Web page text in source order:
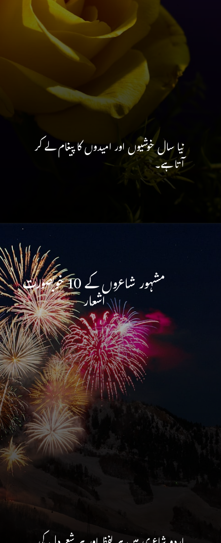
نیا سال خوشیوں اور امیدوں کا پیغام لے کر
آتا ہے۔
مشہور شاعروں کے 10 خوبصورت اشعار